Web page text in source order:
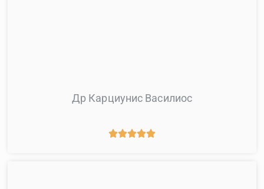
Др Карциунис Василиос
